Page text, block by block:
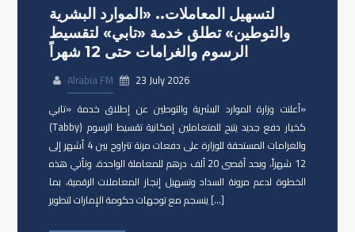
لتسهيل المعاملات.. «الموارد البشرية
والتوطين» تطلق خدمة «تابي» لتقسيط
الرسوم والغرامات حتى 12 شهراً
Alrabia FM
23 July 2026
أعلنت وزارة الموارد البشرية والتوطين عن إطلاق خدمة «تابي»
(Tabby) كخيار دفع جديد يتيح للمتعاملين إمكانية تقسيط الرسوم
والغرامات المستحقة للوزارة على دفعات مرنة تتراوح بين 4 أشهر إلى
12 شهراً، وبحد أقصى 20 ألف درهم للمعاملة الواحدة. وتأتي هذه
الخطوة لدعم مرونة السداد وتسهيل إنجاز المعاملات الرقمية، بما
ينسجم مع توجهات حكومة الإمارات لتطوير […]